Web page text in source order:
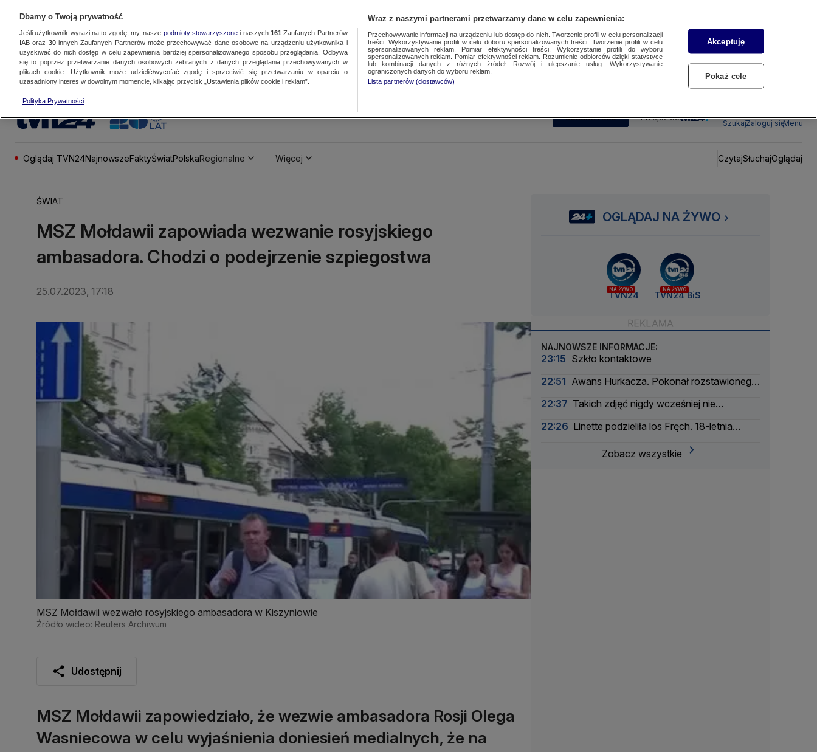
SUBSKRYBUJ Przejdź do
SzukajZaloguj sięMenu
Oglądaj TVN24NajnowszeFaktyŚwiatPolskaRegionalne Więcej CzytajSłuchajOglądaj
ŚWIAT
MSZ Mołdawii zapowiada wezwanie rosyjskiego
ambasadora. Chodzi o podejrzenie szpiegostwa
25.07.2023, 17:18
MSZ Mołdawii wezwało rosyjskiego ambasadora w Kiszyniowie
Źródło wideo: Reuters Archiwum
Udostępnij
MSZ Mołdawii zapowiedziało, że wezwie ambasadora Rosji Olega
Wasniecowa w celu wyjaśnienia doniesień medialnych, że na
OGLĄDAJ NA ŻYWO
NA ŻYWO
TVN24
NA ŻYWO
TVN24 BiS
NAJNOWSZE INFORMACJE:
23:15 Szkło kontaktowe
22:51 Awans Hurkacza. Pokonał rozstawionego
22:37 Takich zdjęć nigdy wcześniej nie
22:26 Linette podzieliła los Fręch. 18-letnia
Zobacz wszystkie
Dbamy o Twoją prywatność
Jeśli użytkownik wyrazi na to zgodę, my, nasze podmioty stowarzyszonei naszych 161 Zaufanych Partnerów
IAB oraz 30innych Zaufanych Partnerów może przechowywać dane osobowe na urządzeniu użytkownika i
uzyskiwać do nich dostęp w celu zapewnienia bardziej spersonalizowanego sposobu przeglądania. Odbywa
się to poprzez przetwarzanie danych osobowych zebranych z danych przeglądania przechowywanych w
plikach cookie. Użytkownik może udzielić/wycofać zgodę i sprzeciwić się przetwarzaniu w oparciu o
uzasadniony interes w dowolnym momencie, klikając przycisk „Ustawienia plików cookie i reklam”.
Polityka Prywatności
Wraz z naszymi partnerami przetwarzamy dane w celu zapewnienia:
Przechowywanie informacji na urządzeniu lub dostęp do nich. Tworzenie profili w celu personalizacji
treści. Wykorzystywanie profili w celu doboru spersonalizowanych treści. Tworzenie profili w celu
spersonalizowanych reklam. Pomiar efektywności treści. Wykorzystanie profili do wyboru
spersonalizowanych reklam. Pomiar efektywności reklam. Rozumienie odbiorców dzięki statystyce
lub kombinacji danych z różnych źródeł. Rozwój i ulepszanie usług. Wykorzystywanie
ograniczonych danych do wyboru reklam.
Lista partnerów (dostawców)
Akceptuję
Pokaż cele